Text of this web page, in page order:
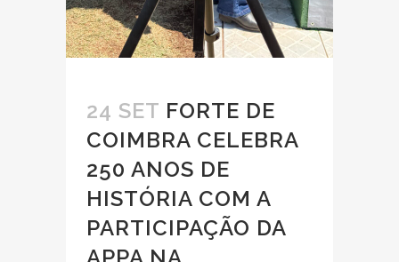
24 SET FORTE DE
COIMBRA CELEBRA
250 ANOS DE
HISTÓRIA COM A
PARTICIPAÇÃO DA